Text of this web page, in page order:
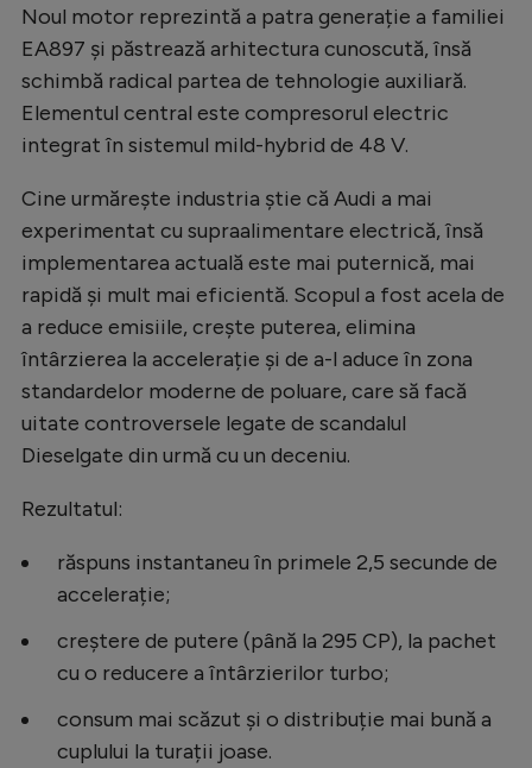
Formula 1
Gimnastică
Auto
Rugby
Ciclism
Alte sporturi
JO 2026
Noul motor reprezintă a patra generație a familiei
EA897 și păstrează arhitectura cunoscută, însă
schimbă radical partea de tehnologie auxiliară.
Elementul central este compresorul electric
integrat în sistemul mild-hybrid de 48 V.
Cine urmărește industria știe că Audi a mai
experimentat cu supraalimentare electrică, însă
implementarea actuală este mai puternică, mai
rapidă și mult mai eficientă. Scopul a fost acela de
a reduce emisiile, crește puterea, elimina
întârzierea la accelerație și de a-l aduce în zona
standardelor moderne de poluare, care să facă
uitate controversele legate de scandalul
Dieselgate din urmă cu un deceniu.
Rezultatul:
răspuns instantaneu în primele 2,5 secunde de
accelerație;
creștere de putere (până la 295 CP), la pachet
cu o reducere a întârzierilor turbo;
consum mai scăzut și o distribuție mai bună a
cuplului la turații joase.